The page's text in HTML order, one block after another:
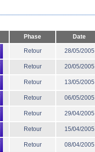
Phase Date
Retour 28/05/2005
Retour 20/05/2005
Retour 13/05/2005
Retour 06/05/2005
Retour 29/04/2005
Retour 15/04/2005
Retour 08/04/2005